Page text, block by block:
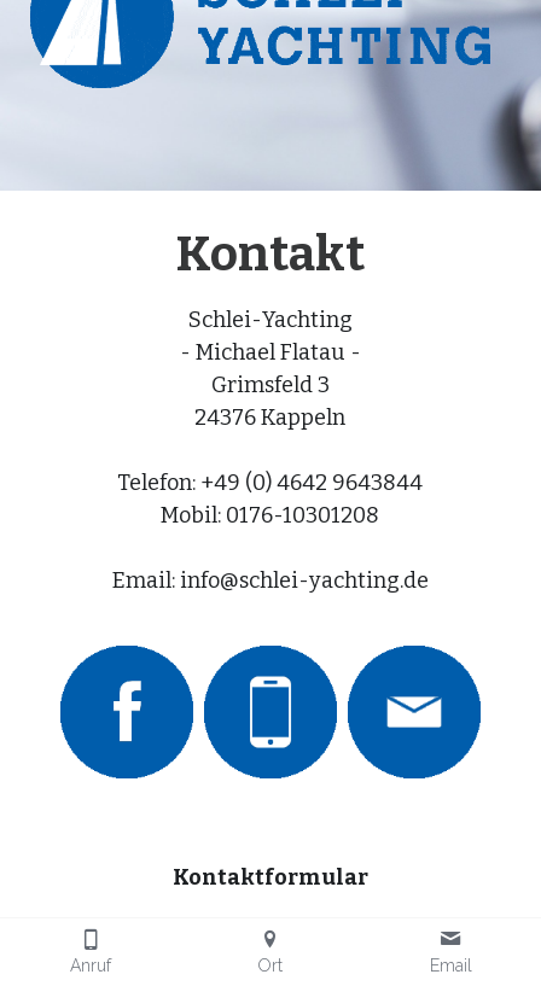
Kontakt
Schlei-Yachting
- Michael Flatau -
Grimsfeld 3
24376 Kappeln
Telefon: +49 (0) 4642 9643844
Mobil: 0176-10301208
Email: info@schlei-yachting.de
Kontaktformular
Name
Anruf Ort Email